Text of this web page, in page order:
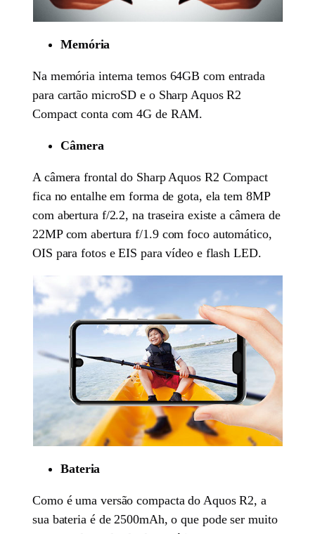
Memória
Na memória interna temos 64GB com entrada
para cartão microSD e o Sharp Aquos R2
Compact conta com 4G de RAM.
Câmera
A câmera frontal do Sharp Aquos R2 Compact
fica no entalhe em forma de gota, ela tem 8MP
com abertura f/2.2, na traseira existe a câmera de
22MP com abertura f/1.9 com foco automático,
OIS para fotos e EIS para vídeo e flash LED.
Bateria
Como é uma versão compacta do Aquos R2, a
sua bateria é de 2500mAh, o que pode ser muito